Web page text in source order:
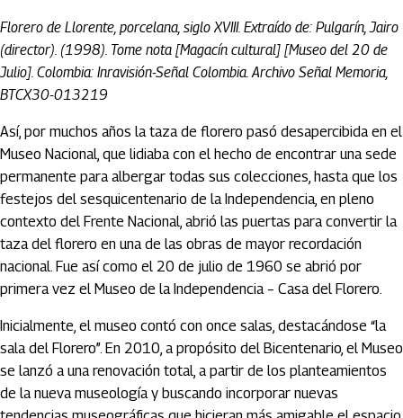
Florero de Llorente, porcelana, siglo XVIII. Extraído de: Pulgarín, Jairo
(director). (1998). Tome nota [Magacín cultural] [Museo del 20 de
Julio]. Colombia: Inravisión-Señal Colombia. Archivo Señal Memoria,
BTCX30-013219
Así, por muchos años la taza de florero pasó desapercibida en el
Museo Nacional, que lidiaba con el hecho de encontrar una sede
permanente para albergar todas sus colecciones, hasta que los
festejos del sesquicentenario de la Independencia, en pleno
contexto del Frente Nacional, abrió las puertas para convertir la
taza del florero en una de las obras de mayor recordación
nacional. Fue así como el 20 de julio de 1960 se abrió por
primera vez el Museo de la Independencia – Casa del Florero.
Inicialmente, el museo contó con once salas, destacándose “la
sala del Florero”. En 2010, a propósito del Bicentenario, el Museo
se lanzó a una renovación total, a partir de los planteamientos
de la nueva museología y buscando incorporar nuevas